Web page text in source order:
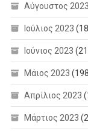
Αύγουστος 2023
Ιούλιος 2023
Ιούνιος 2023
Μάιος 2023
Απρίλιος 2023
Μάρτιος 2023